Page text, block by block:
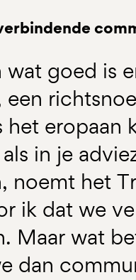
goed is
het eropaan
in je
noemt het
ik dat we
Maar wat
dan